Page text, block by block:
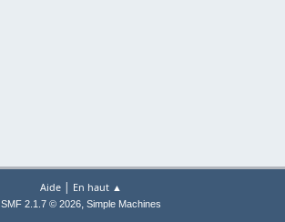
Aide | En haut ▲
SMF 2.1.7 © 2026, Simple Machines